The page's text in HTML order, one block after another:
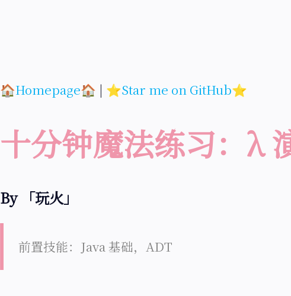
🏠Homepage🏠 ⭐Star me on GitHub⭐
十分钟魔法练习：λ
By 「玩火」
前置技能：Java 基础，ADT